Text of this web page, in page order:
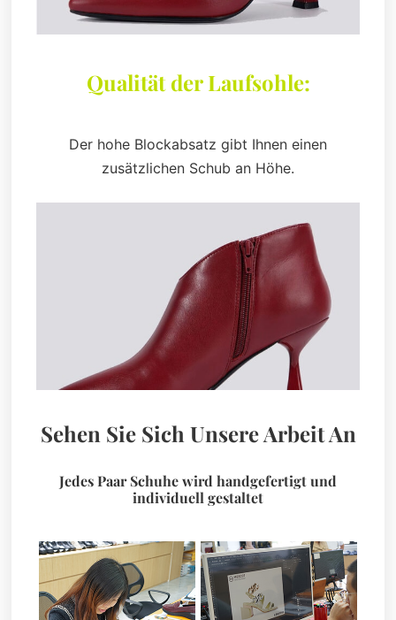
Qualität der Laufsohle:
Der hohe Blockabsatz gibt Ihnen einen
zusätzlichen Schub an Höhe.
Sehen Sie Sich Unsere Arbeit An
Jedes Paar Schuhe wird handgefertigt und
individuell gestaltet